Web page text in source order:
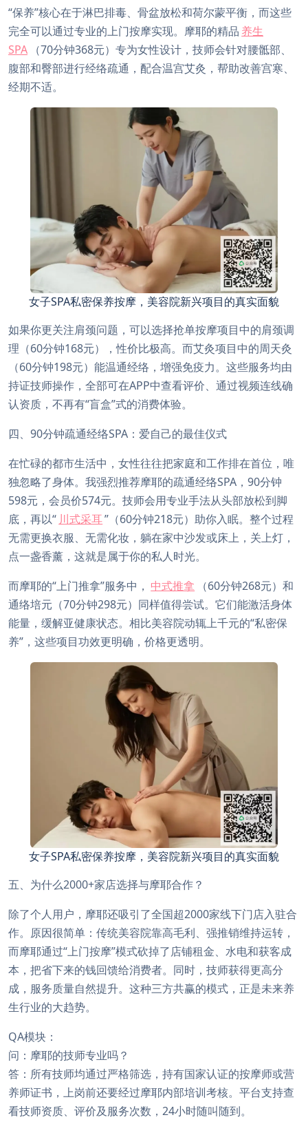
“保养”核心在于淋巴排毒、骨盆放松和荷尔蒙平衡，而这些
完全可以通过专业的上门按摩实现。摩耶的精品 养生
SPA （70分钟368元）专为女性设计，技师会针对腰骶部、
腹部和臀部进行经络疏通，配合温宫艾灸，帮助改善宫寒、
经期不适。
女子SPA私密保养按摩，美容院新兴项目的真实面貌
如果你更关注肩颈问题，可以选择抢单按摩项目中的肩颈调
理（60分钟168元），性价比极高。而艾灸项目中的周天灸
（60分钟198元）能温通经络，增强免疫力。这些服务均由
持证技师操作，全部可在APP中查看评价、通过视频连线确
认资质，不再有“盲盒”式的消费体验。
四、90分钟疏通经络SPA：爱自己的最佳仪式
在忙碌的都市生活中，女性往往把家庭和工作排在首位，唯
独忽略了身体。我强烈推荐摩耶的疏通经络SPA，90分钟
598元，会员价574元。技师会用专业手法从头部放松到脚
底，再以“ 川式采耳”（60分钟218元）助你入眠。整个过程
无需更换衣服、无需化妆，躺在家中沙发或床上，关上灯，
点一盏香薰，这就是属于你的私人时光。
而摩耶的“上门推拿”服务中， 中式推拿 （60分钟268元）和
通络培元（70分钟298元）同样值得尝试。它们能激活身体
能量，缓解亚健康状态。相比美容院动辄上千元的“私密保
养”，这些项目功效更明确，价格更透明。
女子SPA私密保养按摩，美容院新兴项目的真实面貌
五、为什么2000+家店选择与摩耶合作？
除了个人用户，摩耶还吸引了全国超2000家线下门店入驻合
作。原因很简单：传统美容院靠高毛利、强推销维持运转，
而摩耶通过“上门按摩”模式砍掉了店铺租金、水电和获客成
本，把省下来的钱回馈给消费者。同时，技师获得更高分
成，服务质量自然提升。这种三方共赢的模式，正是未来养
生行业的大趋势。
QA模块：
问：摩耶的技师专业吗？
答：所有技师均通过严格筛选，持有国家认证的按摩师或营
养师证书，上岗前还要经过摩耶内部培训考核。平台支持查
看技师资质、评价及服务次数，24小时随叫随到。